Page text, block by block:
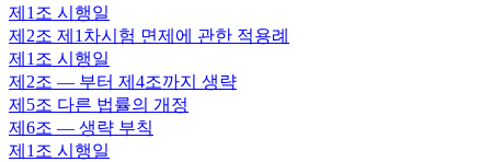
제1조 시행일
제2조 제1차시험 면제에 관한 적용례
제1조 시행일
제2조 — 부터 제4조까지 생략
제5조 다른 법률의 개정
제6조 — 생략 부칙
제1조 시행일